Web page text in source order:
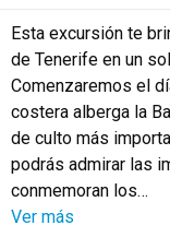
Esta excursión te
de Tenerife en un
Comenzaremos el
costera alberga la
de culto más
podrás admirar las
conmemoran los…
Ver más